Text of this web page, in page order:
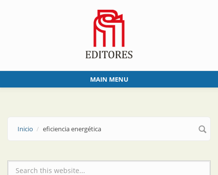
MAIN MENU
Inicio eficiencia energética